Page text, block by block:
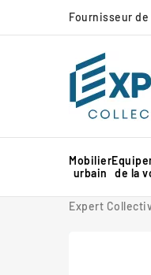
Fournisseur
Mobilier
urbain
de la
Expert